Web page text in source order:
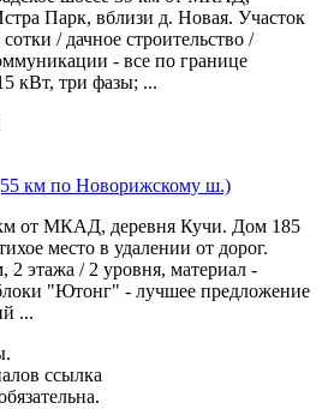
Парк, вблизи д. Новая. Участок
/ дачное строительство /
- все по границе
кВт, три фазы; ...
км по Новорижскому ш.)
от МКАД, деревня Кучи. Дом 185
место в удалении от дорог.
2 этажа / 2 уровня, материал -
"Ютонг" - лучшее предложение
...
ссылка